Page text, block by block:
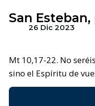
San
26 Dic 2023
Mt 10,17-22. No
sino el Espíritu de